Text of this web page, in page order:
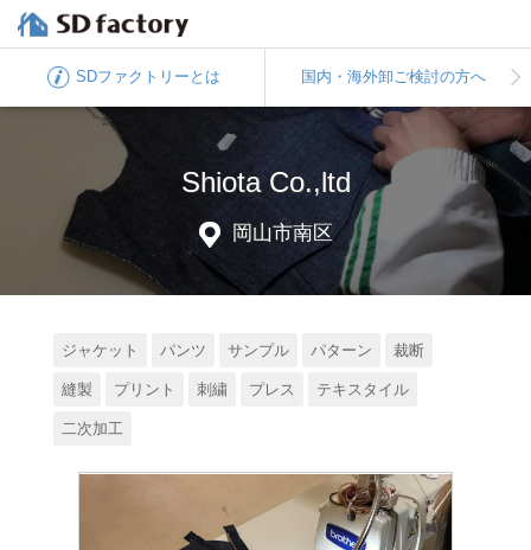
SDファクトリー とは 国内・海外卸ご検討の方へ
Shiota Co.,ltd
岡山市南区
ジャケット パンツ サンプル パターン 裁断
縫製 プリント 刺繍 プレス テキスタイル
二次加工